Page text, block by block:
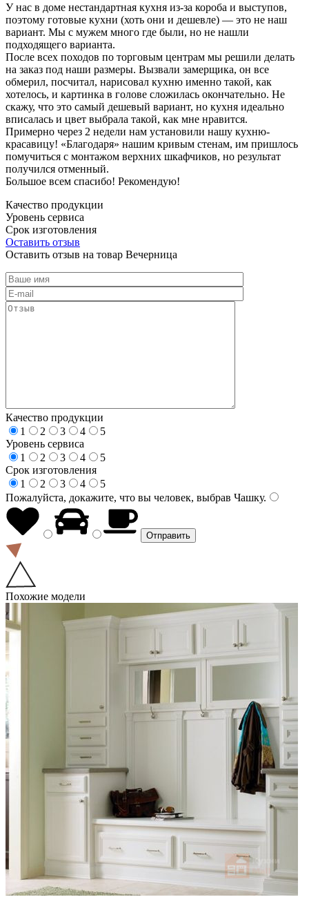
У нас в доме нестандартная кухня из-за короба и выступов,
поэтому готовые кухни (хоть они и дешевле) — это не наш
вариант. Мы с мужем много где были, но не нашли
подходящего варианта.
После всех походов по торговым центрам мы решили делать
на заказ под наши размеры. Вызвали замерщика, он все
обмерил, посчитал, нарисовал кухню именно такой, как
хотелось, и картинка в голове сложилась окончательно. Не
скажу, что это самый дешевый вариант, но кухня идеально
вписалась и цвет выбрала такой, как мне нравится.
Примерно через 2 недели нам установили нашу кухню-
красавицу! «Благодаря» нашим кривым стенам, им пришлось
помучиться с монтажом верхних шкафчиков, но результат
получился отменный.
Большое всем спасибо! Рекомендую!
Качество продукции
Уровень сервиса
Срок изготовления
Оставить отзыв
Оставить отзыв на товар Вечерница
Качество продукции
1
2 3 4
5
Уровень сервиса
1
2 3 4
5
Срок изготовления
1
2 3 4
5
Пожалуйста, докажите, что вы человек, выбрав Чашку.
Похожие модели